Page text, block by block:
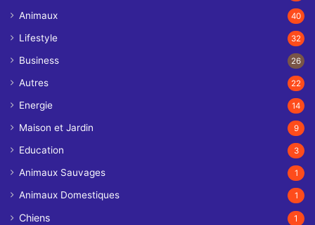
Animaux 40
Lifestyle 32
Business 26
Autres 22
Energie 14
Maison et Jardin 9
Education 3
Animaux Sauvages 1
Animaux Domestiques 1
Chiens 1